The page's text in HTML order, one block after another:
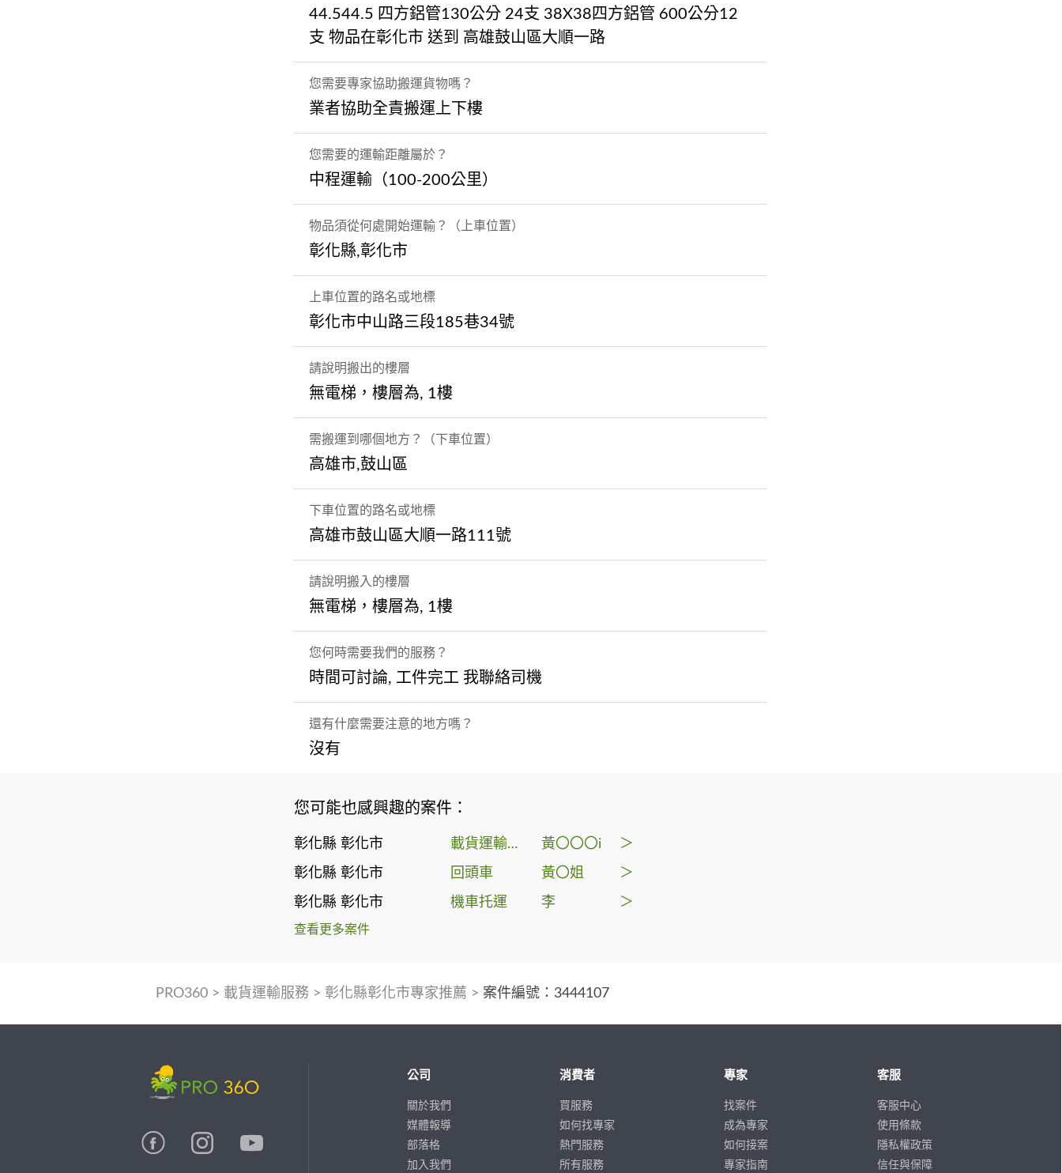
44.544.5 四方鋁管130公分 24支 38X38四方鋁管 600公分12
支 物品在彰化市 送到 高雄鼓山區大順一路
您需要專家協助搬運貨物嗎？
業者協助全責搬運上下樓
您需要的運輸距離屬於？
中程運輸（100-200公里）
物品須從何處開始運輸？（上車位置）
彰化縣,彰化市
上車位置的路名或地標
彰化市中山路三段185巷34號
請說明搬出的樓層
無電梯，樓層為, 1樓
需搬運到哪個地方？（下車位置）
高雄市,鼓山區
下車位置的路名或地標
高雄市鼓山區大順一路111號
請說明搬入的樓層
無電梯，樓層為, 1樓
您何時需要我們的服務？
時間可討論, 工件完工 我聯絡司機
還有什麼需要注意的地方嗎？
沒有
您可能也感興趣的案件：
彰化縣 彰化市 載貨運輸服務 黃〇〇〇i ＞
彰化縣 彰化市 回頭車 黃〇姐 ＞
彰化縣 彰化市 機車托運 李 ＞
查看更多案件
PRO360> 載貨運輸服務 > 彰化縣彰化市專家推薦 > 案件編號：3444107
公司
關於我們
媒體報導
部落格
加入我們
消費者
買服務
如何找專家
熱門服務
所有服務
專家
找案件
成為專家
如何接案
專家指南
客服
客服中心
使用條款
隱私權政策
信任與保障